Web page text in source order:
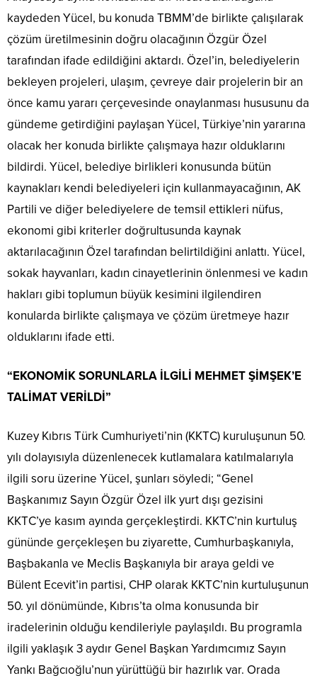
kaydeden Yücel, bu konuda TBMM’de birlikte çalışılarak
çözüm üretilmesinin doğru olacağının Özgür Özel
tarafından ifade edildiğini aktardı. Özel’in, belediyelerin
bekleyen projeleri, ulaşım, çevreye dair projelerin bir an
önce kamu yararı çerçevesinde onaylanması hususunu da
gündeme getirdiğini paylaşan Yücel, Türkiye’nin yararına
olacak her konuda birlikte çalışmaya hazır olduklarını
bildirdi. Yücel, belediye birlikleri konusunda bütün
kaynakları kendi belediyeleri için kullanmayacağının, AK
Partili ve diğer belediyelere de temsil ettikleri nüfus,
ekonomi gibi kriterler doğrultusunda kaynak
aktarılacağının Özel tarafından belirtildiğini anlattı. Yücel,
sokak hayvanları, kadın cinayetlerinin önlenmesi ve kadın
hakları gibi toplumun büyük kesimini ilgilendiren
konularda birlikte çalışmaya ve çözüm üretmeye hazır
olduklarını ifade etti.
“EKONOMİK SORUNLARLA İLGİLİ MEHMET ŞİMŞEK’E
TALİMAT VERİLDİ”
Kuzey Kıbrıs Türk Cumhuriyeti’nin (KKTC) kuruluşunun 50.
yılı dolayısıyla düzenlenecek kutlamalara katılmalarıyla
ilgili soru üzerine Yücel, şunları söyledi; “Genel
Başkanımız Sayın Özgür Özel ilk yurt dışı gezisini
KKTC’ye kasım ayında gerçekleştirdi. KKTC’nin kurtuluş
gününde gerçekleşen bu ziyarette, Cumhurbaşkanıyla,
Başbakanla ve Meclis Başkanıyla bir araya geldi ve
Bülent Ecevit’in partisi, CHP olarak KKTC’nin kurtuluşunun
50. yıl dönümünde, Kıbrıs’ta olma konusunda bir
iradelerinin olduğu kendileriyle paylaşıldı. Bu programla
ilgili yaklaşık 3 aydır Genel Başkan Yardımcımız Sayın
Yankı Bağcıoğlu’nun yürüttüğü bir hazırlık var. Orada